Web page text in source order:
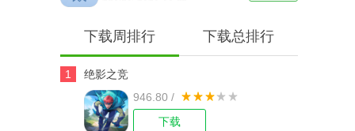
下载周排行 下载总排行
1
绝影之竞
946.80 /
下载